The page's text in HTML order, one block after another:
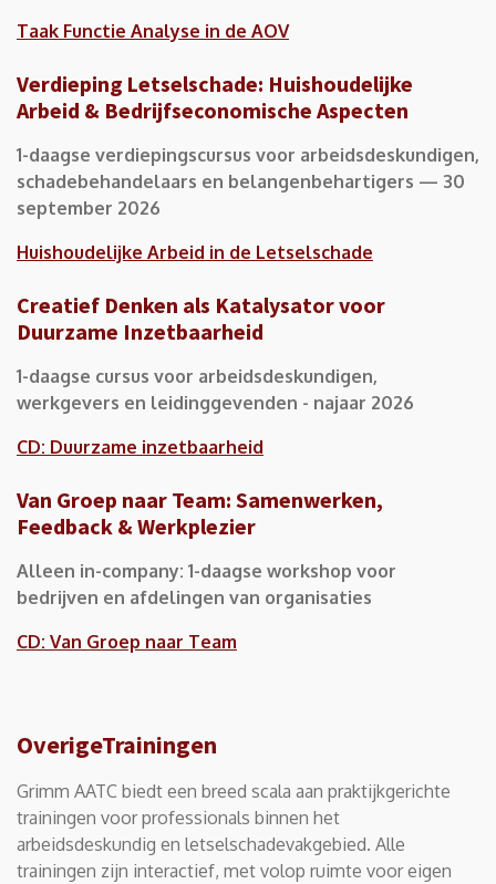
Taak Functie Analyse in de AOV
Verdieping Letselschade: Huishoudelijke
Arbeid & Bedrijfseconomische Aspecten
1-daagse verdiepingscursus voor arbeidsdeskundigen,
schadebehandelaars en belangenbehartigers — 30
september 2026
Huishoudelijke Arbeid in de Letselschade
Creatief Denken als Katalysator voor
Duurzame Inzetbaarheid
1-daagse cursus voor arbeidsdeskundigen,
werkgevers en leidinggevenden - najaar 2026
CD: Duurzame inzetbaarheid
Van Groep naar Team: Samenwerken,
Feedback & Werkplezier
Alleen in-company: 1-daagse workshop voor
bedrijven en afdelingen van organisaties
CD: Van Groep naar Team
OverigeTrainingen
Grimm AATC biedt een breed scala aan praktijkgerichte
trainingen voor professionals binnen het
arbeidsdeskundig en letselschadevakgebied. Alle
trainingen zijn interactief, met volop ruimte voor eigen